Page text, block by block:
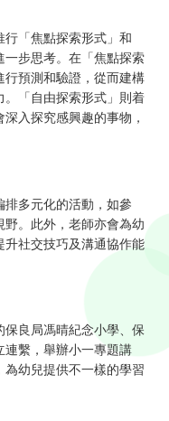
「焦點探索形式」和
一步思考。在「焦點探索
預測和驗證，從而建構
。「自由探索形式」則着
入探究感興趣的事物，
多元化的活動，如參
。此外，老師亦會為幼
升社交技巧及溝通協作能
良局馮晴紀念小學、保
連繫，舉辦小一專題講
幼兒提供不一樣的學習